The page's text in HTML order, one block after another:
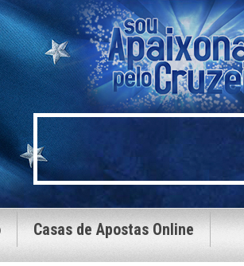
Casas de Apostas Online